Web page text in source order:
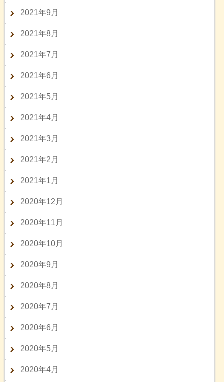
2021年9月
2021年8月
2021年7月
2021年6月
2021年5月
2021年4月
2021年3月
2021年2月
2021年1月
2020年12月
2020年11月
2020年10月
2020年9月
2020年8月
2020年7月
2020年6月
2020年5月
2020年4月